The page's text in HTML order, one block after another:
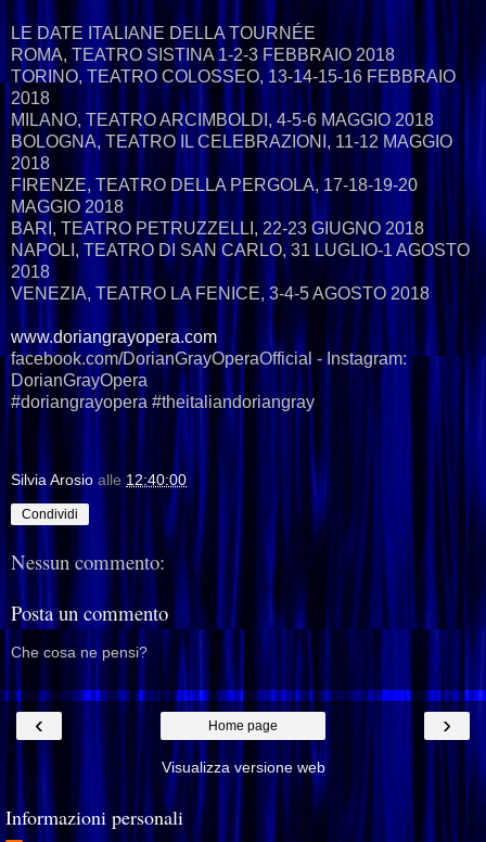
LE DATE ITALIANE DELLA TOURNÉE
ROMA, TEATRO SISTINA 1-2-3 FEBBRAIO 2018
TORINO, TEATRO COLOSSEO, 13-14-15-16 FEBBRAIO
2018
MILANO, TEATRO ARCIMBOLDI, 4-5-6 MAGGIO 2018
BOLOGNA, TEATRO IL CELEBRAZIONI, 11-12 MAGGIO
2018
FIRENZE, TEATRO DELLA PERGOLA, 17-18-19-20
MAGGIO 2018
BARI, TEATRO PETRUZZELLI, 22-23 GIUGNO 2018
NAPOLI, TEATRO DI SAN CARLO, 31 LUGLIO-1 AGOSTO
2018
VENEZIA, TEATRO LA FENICE, 3-4-5 AGOSTO 2018
www.doriangrayopera.com
facebook.com/DorianGrayOperaOfficial - Instagram:
DorianGrayOpera
#doriangrayopera #theitaliandoriangray
Silvia Arosio alle 12:40:00
Condividi
Nessun commento:
Posta un commento
Che cosa ne pensi?
‹ ›
Home page
Visualizza versione web
Informazioni personali